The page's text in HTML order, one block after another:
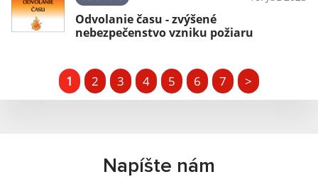
Odvolanie času - zvýšené
nebezpečenstvo vzniku požiaru
1 2 3 4 5 6 7 >
Napíšte nám